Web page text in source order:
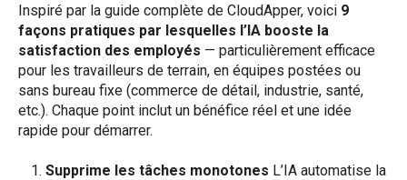
Inspiré par la guide complète de CloudApper, voici 9
façons pratiques par lesquelles l’IA booste la
satisfaction des employés — particulièrement efficace
pour les travailleurs de terrain, en équipes postées ou
sans bureau fixe (commerce de détail, industrie, santé,
etc.). Chaque point inclut un bénéfice réel et une idée
rapide pour démarrer.
Supprime les tâches monotones L’IA automatise la